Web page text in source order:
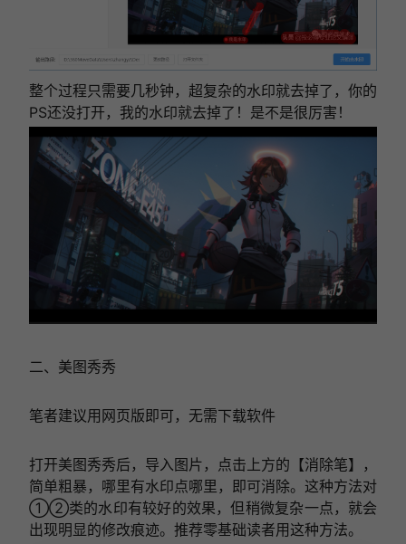
整个过程只需要几秒钟，超复杂的水印就去掉了，你的
PS还没打开，我的水印就去掉了！是不是很厉害！
二、美图秀秀
笔者建议用网页版即可，无需下载软件
打开美图秀秀后，导入图片，点击上方的【消除笔】，
简单粗暴，哪里有水印点哪里，即可消除。这种方法对
①②类的水印有较好的效果，但稍微复杂一点，就会
出现明显的修改痕迹。推荐零基础读者用这种方法。